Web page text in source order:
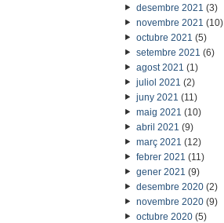
desembre 2021 (3)
novembre 2021 (10)
octubre 2021 (5)
setembre 2021 (6)
agost 2021 (1)
juliol 2021 (2)
juny 2021 (11)
maig 2021 (10)
abril 2021 (9)
març 2021 (12)
febrer 2021 (11)
gener 2021 (9)
desembre 2020(2)
novembre 2020(9)
octubre 2020(5)